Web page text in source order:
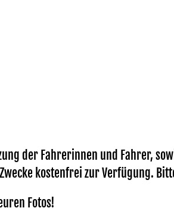
der Fahrerinnen und Fahrer,
kostenfrei zur Verfügung.
Fotos!